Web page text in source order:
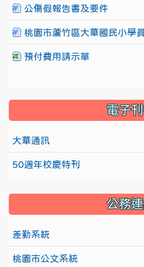
公傷假報告書及要件
桃園市蘆竹區大華國民小學
預付費用請示單
電子
大華通訊
50週年校慶特刊
公務
差勤系統
桃園市公文系統